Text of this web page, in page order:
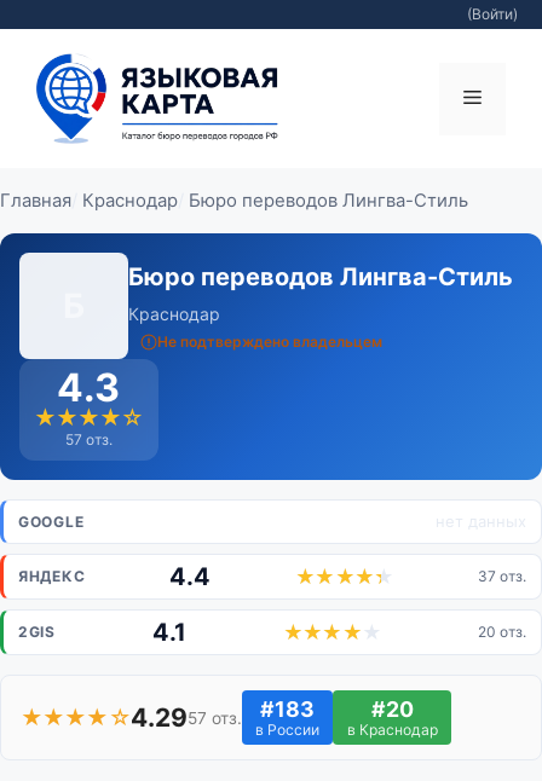
(Войти)
содержимому
Меню
Главная Краснодар Бюро переводов Лингва-Стиль
Бюро переводов Лингва-Стиль
Краснодар
Не подтверждено владельцем
4.3
★★★★☆
57 отз.
GOOGLE нет данных
ЯНДЕКС 4.4 37 отз.
2GIS 4.1 20 отз.
★★★★☆4.2957 отз. #183
в России
#20
в Краснодар